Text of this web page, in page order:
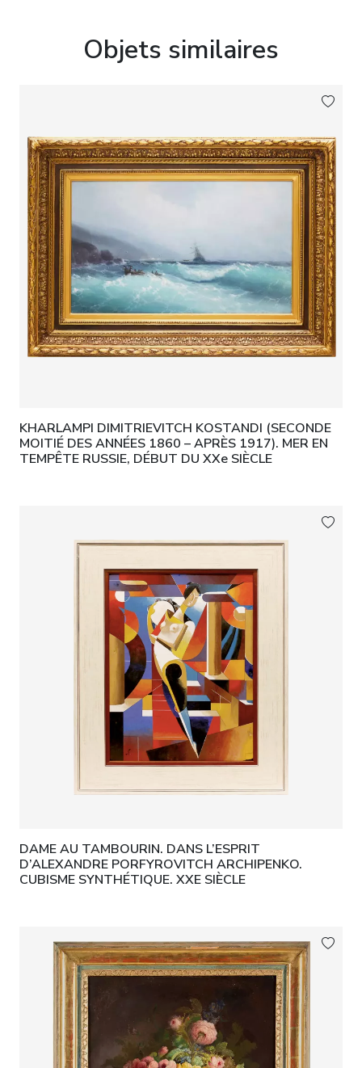
Objets similaires
KHARLAMPI DIMITRIEVITCH KOSTANDI (SECONDE
MOITIÉ DES ANNÉES 1860 – APRÈS 1917). MER EN
TEMPÊTE RUSSIE, DÉBUT DU XXe SIÈCLE
DAME AU TAMBOURIN. DANS L’ESPRIT
D’ALEXANDRE PORFYROVITCH ARCHIPENKO.
CUBISME SYNTHÉTIQUE. XXE SIÈCLE